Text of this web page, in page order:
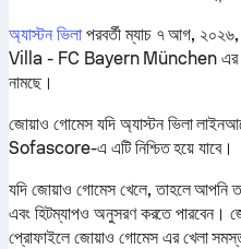
অ্যাস্টন ভিলাপরবর্তী ম্যাচ ৭ আগ,
Villa - FC Bayern München এর
নামছে।
জোয়াও গোমেস যদি অ্যাস্টন ভিলা
Sofascore-এ এটি নিশ্চিত হয়ে যাবে।
যদি জোয়াও গোমেস খেলে, তাহলে আপনি
এবং হিটম্যাপও অনুসরণ করতে পারবেন।
প্রোফাইলে জোয়াও গোমেস এর খেলা